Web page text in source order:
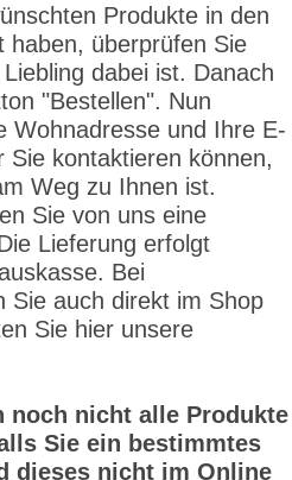
Produkte in den
haben, überprüfen Sie
dabei ist. Danach
"Bestellen". Nun
Wohnadresse und Ihre E-
Sie kontaktieren können,
Weg zu Ihnen ist.
Sie von uns eine
Lieferung erfolgt
Bei
Sie auch direkt im Shop
Sie hier unsere
noch nicht alle Produkte
Sie ein bestimmtes
dieses nicht im Online